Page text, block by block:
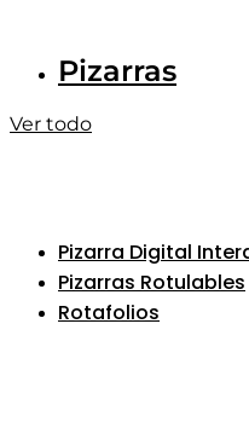
Pizarras
Ver todo
Pizarra Digital
Pizarras Rotulables
Rotafolios